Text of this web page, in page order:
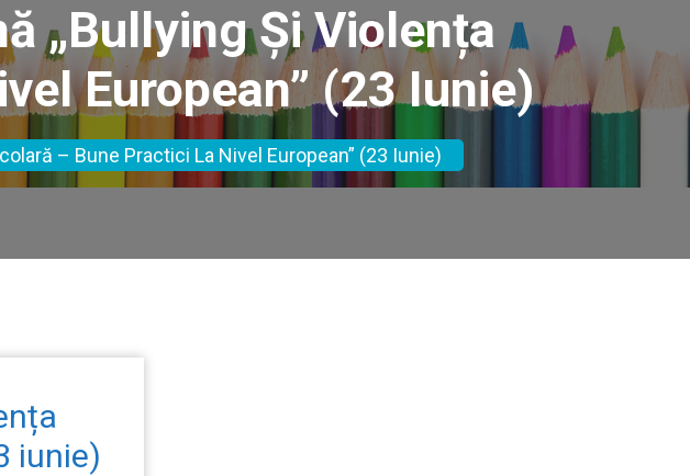
„Bullying Și Violența
European” (23 Iunie)
– Bune Practici La Nivel European” (23 Iunie)
iunie)